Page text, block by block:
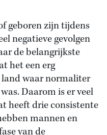
geboren zijn tijdens
negatieve gevolgen
de belangrijkste
het een erg
land waar normaliter
Daarom is er veel
heeft drie consistente
mannen en
van de